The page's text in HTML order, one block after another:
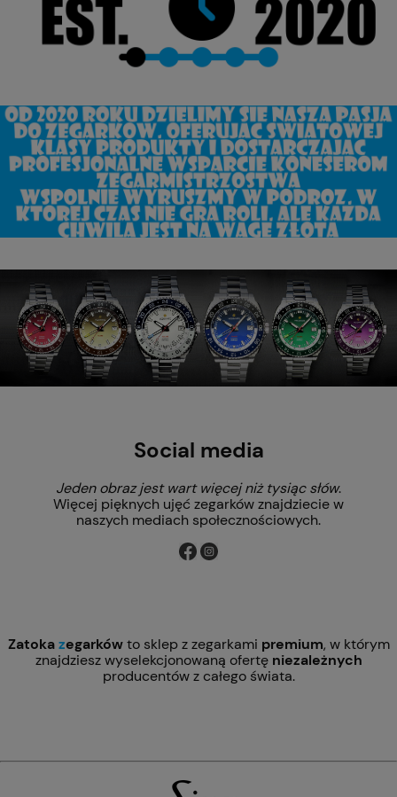
Social media
Jeden obraz jest wart więcej niż tysiąc słów.
Więcej pięknych ujęć zegarków znajdziecie w
naszych mediach społecznościowych.
Zatokazegarkówto sklep z zegarkami premium, w którym
znajdziesz wyselekcjonowaną ofertę niezależnych
producentów z całego świata.